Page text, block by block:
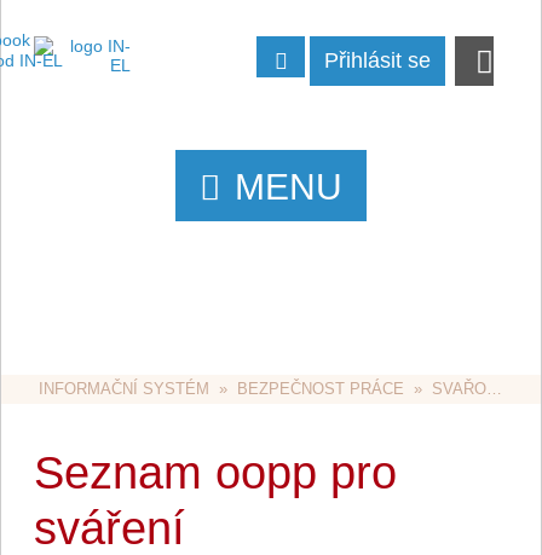
Přihlásit se
MENU
INFORMAČNÍ SYSTÉM
  »
BEZPEČNOST PRÁCE
  »
SVAŘOVÁNÍ
Seznam oopp pro
sváření